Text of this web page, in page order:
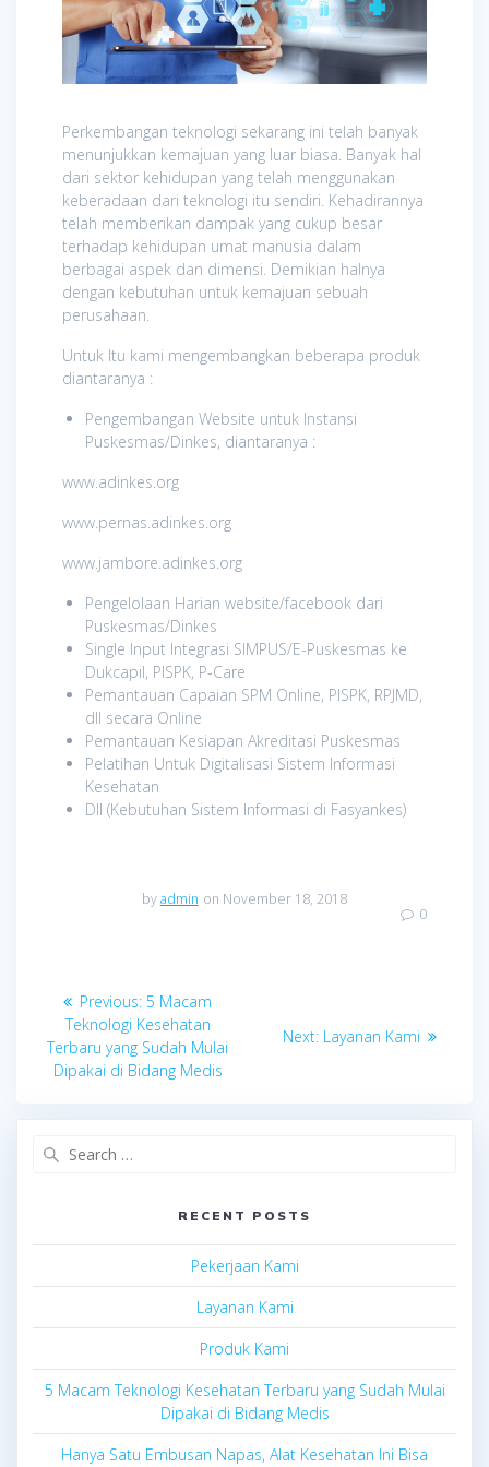
Perkembangan teknologi sekarang ini telah banyak
menunjukkan kemajuan yang luar biasa. Banyak hal
dari sektor kehidupan yang telah menggunakan
keberadaan dari teknologi itu sendiri. Kehadirannya
telah memberikan dampak yang cukup besar
terhadap kehidupan umat manusia dalam
berbagai aspek dan dimensi. Demikian halnya
dengan kebutuhan untuk kemajuan sebuah
perusahaan.
Untuk Itu kami mengembangkan beberapa produk
diantaranya :
Pengembangan Website untuk Instansi
Puskesmas/Dinkes, diantaranya :
www.adinkes.org
www.pernas.adinkes.org
www.jambore.adinkes.org
Pengelolaan Harian website/facebook dari
Puskesmas/Dinkes
Single Input Integrasi SIMPUS/E-Puskesmas ke
Dukcapil, PISPK, P-Care
Pemantauan Capaian SPM Online, PISPK, RPJMD,
dll secara Online
Pemantauan Kesiapan Akreditasi Puskesmas
Pelatihan Untuk Digitalisasi Sistem Informasi
Kesehatan
Dll (Kebutuhan Sistem Informasi di Fasyankes)
byadmin on November 18, 2018
0
Post
navigation
Previous: Previous
post:
5 Macam
Teknologi Kesehatan
Terbaru yang Sudah Mulai
Dipakai di Bidang Medis
Next: Next
Layanan Kami
RECENT POSTS
Pekerjaan Kami
Layanan Kami
Produk Kami
5 Macam Teknologi Kesehatan Terbaru yang Sudah Mulai
Dipakai di Bidang Medis
Hanya Satu Embusan Napas, Alat Kesehatan Ini Bisa